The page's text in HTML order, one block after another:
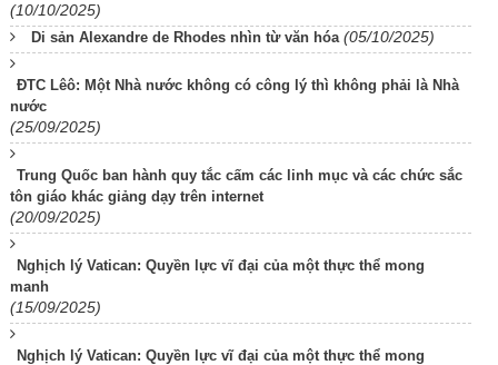
(10/10/2025)
Di sản Alexandre de Rhodes nhìn từ văn hóa (05/10/2025)
ĐTC Lêô: Một Nhà nước không có công lý thì không phải là Nhà
nước
(25/09/2025)
Trung Quốc ban hành quy tắc cấm các linh mục và các chức sắc
tôn giáo khác giảng dạy trên internet
(20/09/2025)
Nghịch lý Vatican: Quyền lực vĩ đại của một thực thể mong
manh
(15/09/2025)
Nghịch lý Vatican: Quyền lực vĩ đại của một thực thể mong